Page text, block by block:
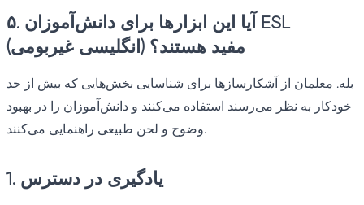
۵. آیا این ابزارها برای دانش‌آموزان ESL
(انگلیسی غیربومی) مفید هستند؟
بله. معلمان از آشکارسازها برای شناسایی بخش‌هایی که بیش از حد
خودکار به نظر می‌رسند استفاده می‌کنند و دانش‌آموزان را در بهبود
وضوح و لحن طبیعی راهنمایی می‌کنند.
1. یادگیری در دسترس